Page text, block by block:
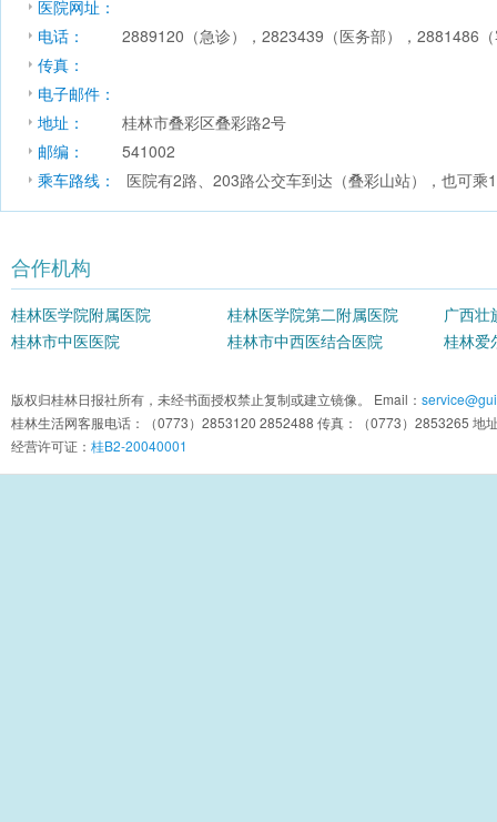
医院网址：
电话：
2889120（急诊），2823439（医务部），2881486
传真：
电子邮件：
地址：
桂林市叠彩区叠彩路2号
邮编：
541002
乘车路线：
医院有2路、203路公交车到达（叠彩山站），也可
合作机构
桂林医学院附属医院 桂林医学院第二附属医院
广西壮
院
桂林市中医医院 桂林市中西医结合医院 桂林爱
版权归桂林日报社所有，未经书面授权禁止复制或建立镜像。 Email：
桂林生活网客服电话：（0773）2853120 2852488 传真：（0773）2853265 地
经营许可证： 桂B2-20040001